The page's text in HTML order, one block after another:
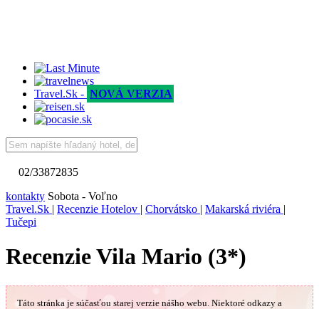
Travel.Sk - NOVÁ VERZIA
02/33872835
kontakty Sobota - Voľno
Travel.Sk | Recenzie Hotelov | Chorvátsko | Makarská riviéra |
Tučepi
Recenzie Vila Mario (3*)
Táto stránka je súčasťou starej verzie nášho webu. Niektoré odkazy a